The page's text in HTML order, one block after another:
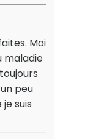
Moi
maladie
peu
suis